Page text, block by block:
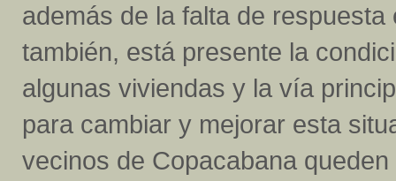
además de la falta de
también, está presente la
algunas viviendas y la vía
para cambiar y mejorar esta
vecinos de Copacabana